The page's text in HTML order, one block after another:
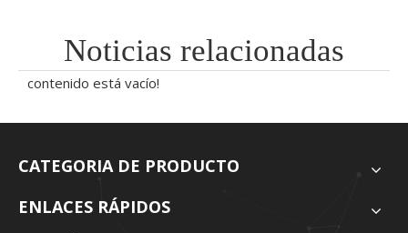
Noticias relacionadas
contenido está vacío!
CATEGORIA DE PRODUCTO
ENLACES RÁPIDOS